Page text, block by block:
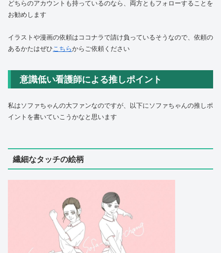
どちらのアカウントも持っているのなら、両方ともフォローすることを
お勧めします
イラストや漫画の依頼はココナラで請け負っているそうなので、依頼の
あるかたはぜひ こちらからご依頼ください
意識低い看護師による推しポイント
私はソファちゃんの大ファンなのですが、以下にソファちゃんの推しポ
イントを書いていこうかなと思います
繊細なタッチの絵柄